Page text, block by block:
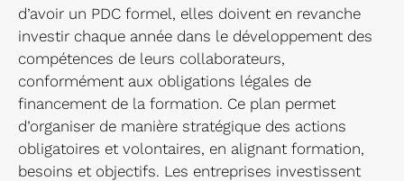
d’avoir un PDC formel, elles doivent en revanche
investir chaque année dans le développement des
compétences de leurs collaborateurs,
conformément aux obligations légales de
financement de la formation. Ce plan permet
d’organiser de manière stratégique des actions
obligatoires et volontaires, en alignant formation,
besoins et objectifs. Les entreprises investissent